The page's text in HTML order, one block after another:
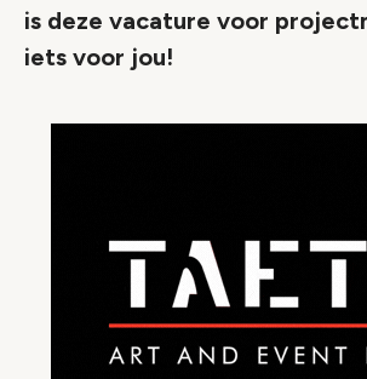
is deze vacature voor
iets voor jou!